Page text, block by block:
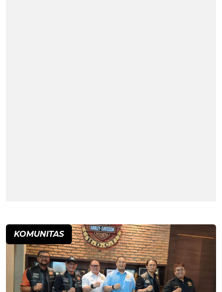
KOMUNITAS